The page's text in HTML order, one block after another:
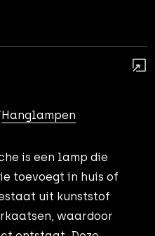
Hanglampen
is een lamp die
toevoegt in huis of
uit kunststof
waardoor